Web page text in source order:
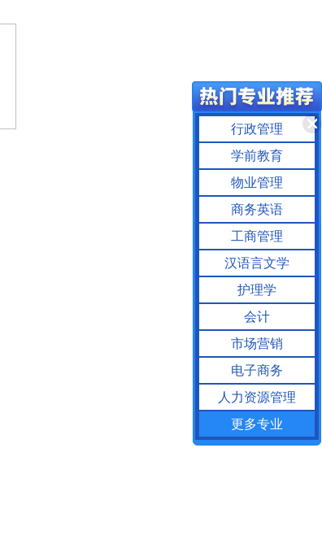
行政管理
学前教育
物业管理
商务英语
工商管理
汉语言文学
护理学
会计
市场营销
电子商务
人力资源管理
更多专业